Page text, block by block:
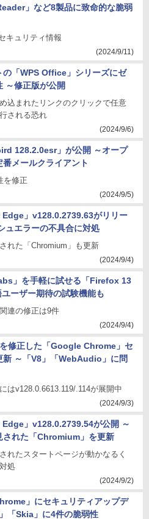
」など8製品に致命的な脆弱
キュリティ情報
(2024/9/11)
の「WPS Office」シリーズにゼ
～修正版が公開
込まれたリンクのクリックで任意
される恐れ
(2024/9/6)
128.2.0esr」が公開 ～オープ
番メールクライアント
を修正
(2024/9/5)
Edge」v128.0.2739.63がリリー
ュエラーの不具合に対処
れた「Chromium」も更新
(2024/9/4)
」を手軽に試せる「Firefox 13
ーザー期待の試験機能も
連の修正は9件
(2024/9/4)
修正した「Google Chrome」セ
新 ～「V8」「WebAudio」に問
はv128.0.6613.119/.114が展開中
(2024/9/3)
Edge」v128.0.2739.54が公開 ～
された「Chromium」を更新
れたスタートページが動かなるく
処
(2024/9/2)
」にセキュリティアップデ
「Skia」に4件の脆弱性